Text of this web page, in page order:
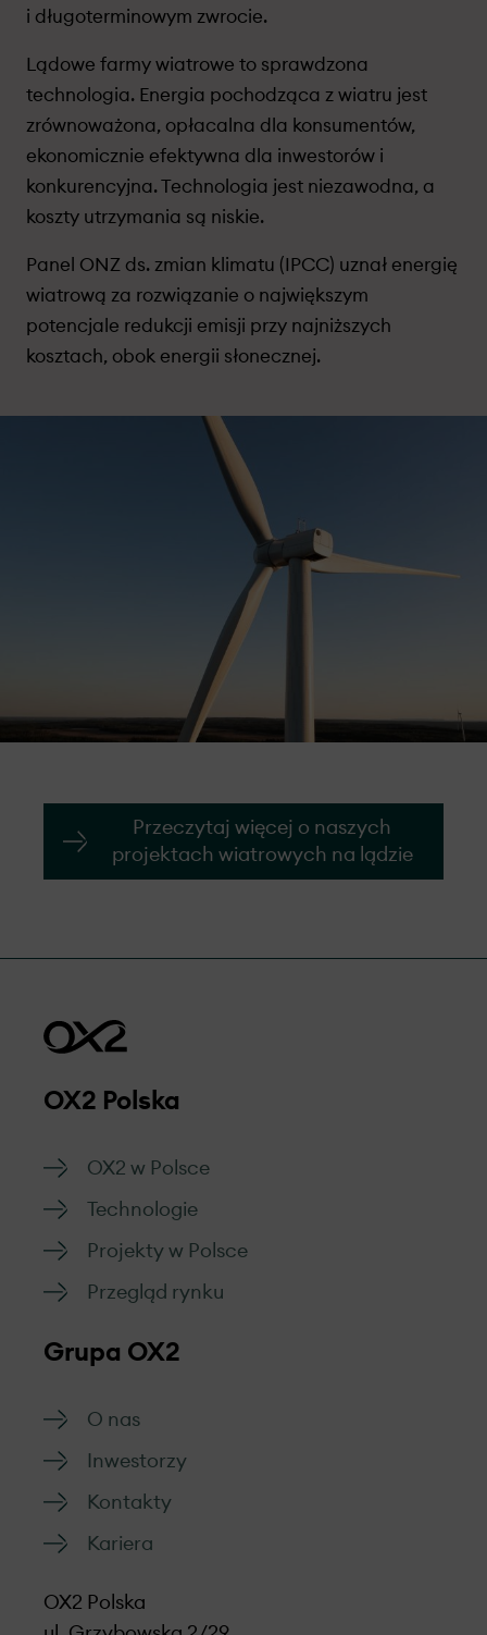
i długoterminowym zwrocie.
Lądowe farmy wiatrowe to sprawdzona
technologia. Energia pochodząca z wiatru jest
zrównoważona, opłacalna dla konsumentów,
ekonomicznie efektywna dla inwestorów i
konkurencyjna. Technologia jest niezawodna, a
koszty utrzymania są niskie.
Panel ONZ ds. zmian klimatu (IPCC) uznał energię
wiatrową za rozwiązanie o największym
potencjale redukcji emisji przy najniższych
kosztach, obok energii słonecznej.
Przeczytaj więcej o naszych
projektach wiatrowych na lądzie
OX2 Polska
OX2 w Polsce
Technologie
Projekty w Polsce
Przegląd rynku
Grupa OX2
O nas
Inwestorzy
Kontakty
Kariera
OX2 Polska